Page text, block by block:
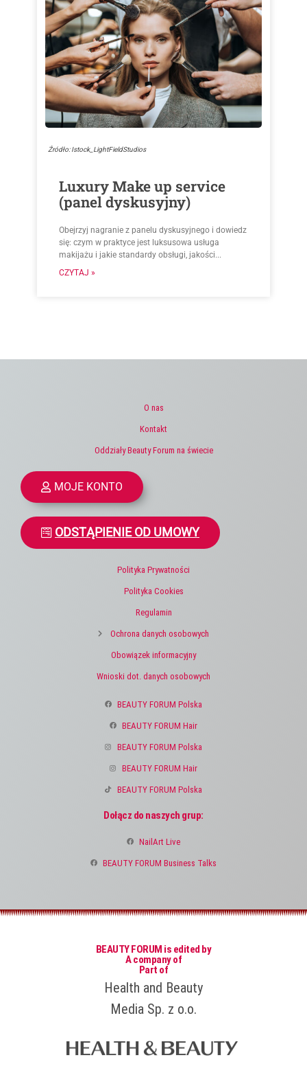
Źródło: Istock_LightFieldStudios
Luxury Make up service
(panel dyskusyjny)
Obejrzyj nagranie z panelu dyskusyjnego i dowiedz
się: czym w praktyce jest luksusowa usługa
makijażu i jakie standardy obsługi, jakości...
CZYTAJ »
O nas
Kontakt
Oddziały Beauty Forum na świecie
MOJE KONTO
ODSTĄPIENIE OD UMOWY
Polityka Prywatności
Polityka Cookies
Regulamin
Ochrona danych osobowych
Obowiązek informacyjny
Wnioski dot. danych osobowych
BEAUTY FORUM Polska
BEAUTY FORUM Hair
BEAUTY FORUM Polska
BEAUTY FORUM Hair
BEAUTY FORUM Polska
Dołącz do naszych grup:
NailArt Live
BEAUTY FORUM Business Talks
BEAUTY FORUM is edited by
A company of
Part of
Health and Beauty
Media Sp. z o.o.